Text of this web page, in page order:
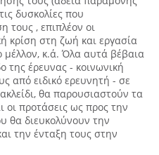
δυσκολίες που
τους , επιπλέον οι
κρίση στη ζωή και εργασία
μέλλον, κ.ά. Όλα αυτά βέβαια
έρευνας - κοινωνική
από ειδικό ερευνητή - σε
θα παρουσιαστούν τα
οι προτάσεις ως προς την
θα διευκολύνουν την
την ένταξη τους στην